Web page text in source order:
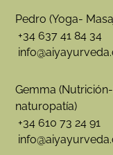
Pedro (Yoga-
+34 637 41 84 34
Gemma
naturopatía)
+34 610 73 24 91